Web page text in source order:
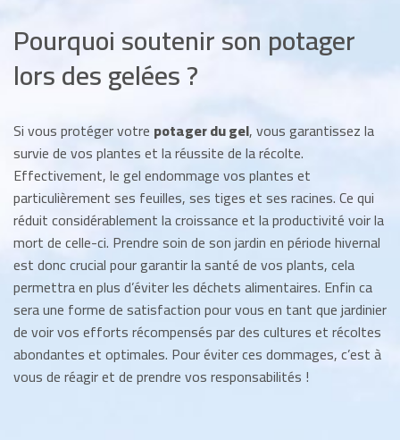
Pourquoi soutenir son potager
lors des gelées ?
Si vous protéger votre potager du gel, vous garantissez la
survie de vos plantes et la réussite de la récolte.
Effectivement, le gel endommage vos plantes et
particulièrement ses feuilles, ses tiges et ses racines. Ce qui
réduit considérablement la croissance et la productivité voir la
mort de celle-ci. Prendre soin de son jardin en période hivernal
est donc crucial pour garantir la santé de vos plants, cela
permettra en plus d’éviter les déchets alimentaires. Enfin ca
sera une forme de satisfaction pour vous en tant que jardinier
de voir vos efforts récompensés par des cultures et récoltes
abondantes et optimales. Pour éviter ces dommages, c’est à
vous de réagir et de prendre vos responsabilités !